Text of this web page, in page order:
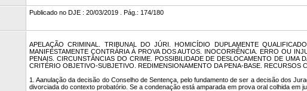
Publicado no DJE : 20/03/2019 . Pág.: 174/180
APELAÇÃO CRIMINAL. TRIBUNAL DO JÚRI. HOMICÍDIO DUPLAMENTE
MANIFESTAMENTE CONTRÁRIA À PROVA DOS AUTOS. INOCORRÊNCIA. ERRO OU
PENAIS. CIRCUNSTÂNCIAS DO CRIME. POSSIBILIDADE DE DESLOCAMENTO DE UMA
CRITÉRIO OBJETIVO-SUBJETIVO. REDIMENSIONAMENTO DA PENA-BASE. RECURSOS
1. Aanulação da decisão do Conselho de Sentença, pelo fundamento de ser a decisão dos
divorciada do contexto probatório. Se a condenação está amparada em prova oral colhida em